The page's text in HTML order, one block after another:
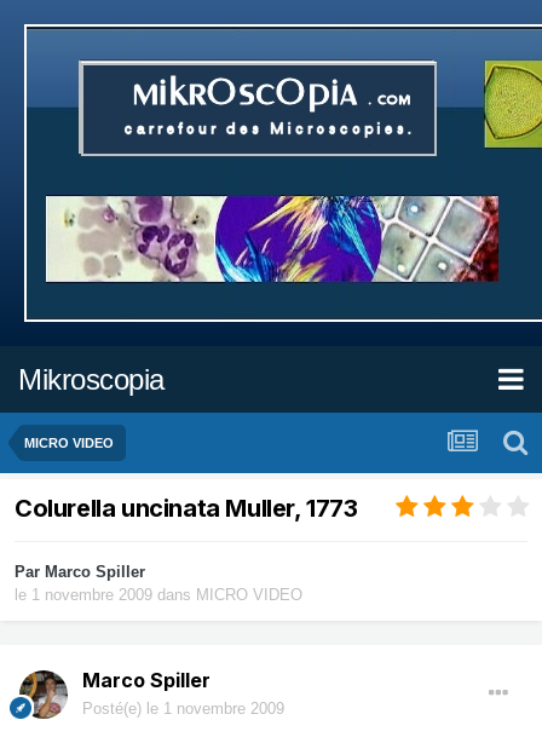
Mikroscopia
MICRO VIDEO
Colurella uncinata Muller, 1773
Par Marco Spiller
le 1 novembre 2009 dans MICRO VIDEO
Marco Spiller
Posté(e) le 1 novembre 2009